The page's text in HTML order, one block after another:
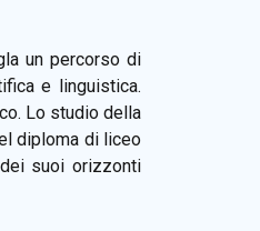
un percorso di
e linguistica.
Lo studio della
diploma di liceo
suoi orizzonti